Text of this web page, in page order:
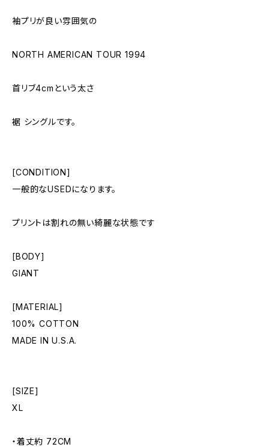
袖プリが良い雰囲気の
NORTH AMERICAN TOUR 1994
首リブ4cmという太さ
裾 シングルです。
[CONDITION]
一般的なUSEDになります。
プリントは割れの無い綺麗な状態です
[BODY]
GIANT
[MATERIAL]
100% COTTON
MADE IN U.S.A.
[SIZE]
XL
・着丈約 72CM